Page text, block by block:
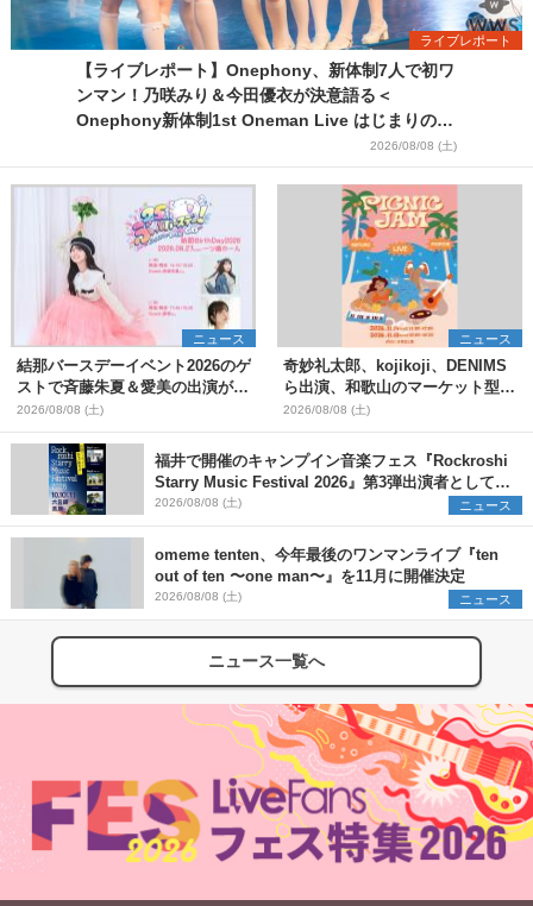
ライブレポート
【ライブレポート】Onephony、新体制7人で初ワ
ンマン！乃咲みり＆今田優衣が決意語る＜
Onephony新体制1st Oneman Live はじまりの夏
2026/08/08 (土)
ニュース
結那バースデーイベント2026のゲ
ストで斉藤朱夏＆愛美の出演が決
定
2026/08/08 (土)
ニュース
奇妙礼太郎、kojikoji、DENIMS
ら出演、和歌山のマーケット型野
外イベント『PICNIC JAM
2026』早割チケット発売開始
2026/08/08 (土)
福井で開催のキャンプイン音楽フェス『Rockroshi
Starry Music Festival 2026』第3弾出演者として
SCOOBIE DO、かりゆし58、Reiを発表
2026/08/08 (土) ニュース
omeme tenten、今年最後のワンマンライブ『ten
out of ten 〜one man〜』を11月に開催決定
2026/08/08 (土) ニュース
ニュース一覧へ